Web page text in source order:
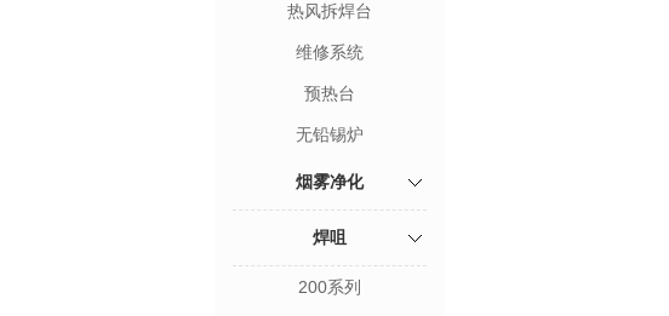
热风拆焊台
维修系统
预热台
无铅锡炉
烟雾净化
焊咀
200系列